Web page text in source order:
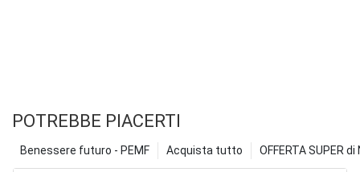
POTREBBE PIACERTI
OFFERTA SUPER
Acquista tutto
Benessere futuro - PEMF